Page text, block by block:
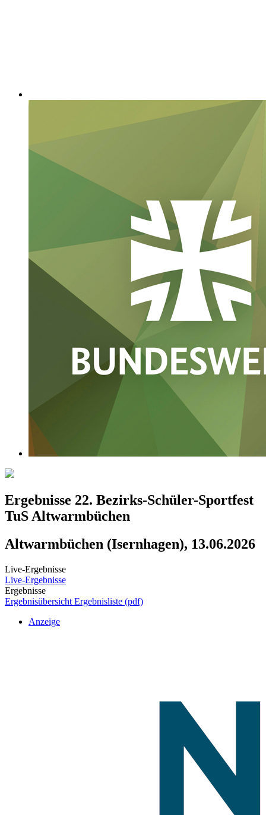
Ergebnisse 22. Bezirks-Schüler-Sportfest
TuS Altwarmbüchen
Altwarmbüchen (Isernhagen), 13.06.2026
Live-Ergebnisse
Live-Ergebnisse
Ergebnisse
Ergebnisübersicht Ergebnisliste (pdf)
Anzeige